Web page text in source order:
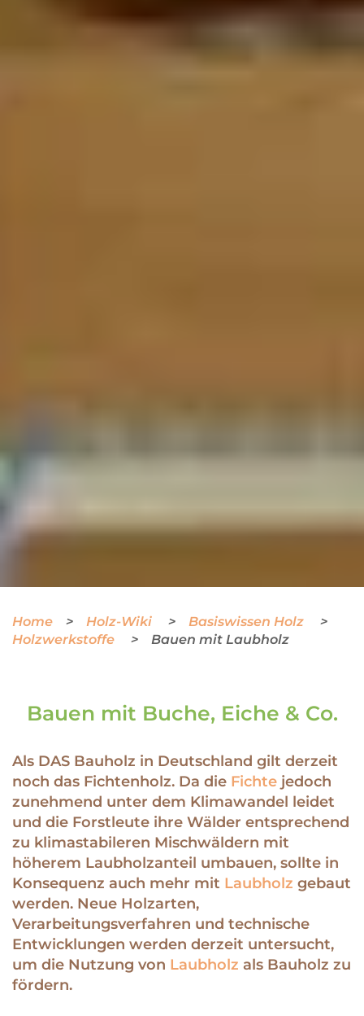
Home Holz-Wiki
Basiswissen Holz
Holzwerkstoffe
Bauen mit Laubholz
Bauen mit Buche, Eiche & Co.
Als DAS Bauholz in Deutschland gilt derzeit
noch das Fichtenholz. Da die Fichte jedoch
zunehmend unter dem Klimawandel leidet
und die Forstleute ihre Wälder entsprechend
zu klimastabileren Mischwäldern mit
höherem Laubholzanteil umbauen, sollte in
Konsequenz auch mehr mit Laubholz gebaut
werden. Neue Holzarten,
Verarbeitungsverfahren und technische
Entwicklungen werden derzeit untersucht,
um die Nutzung von Laubholz als Bauholz zu
fördern.